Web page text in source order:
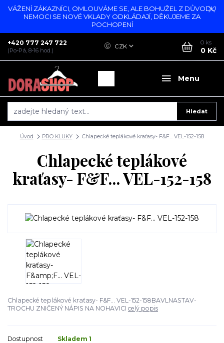
VÁŽENÍ ZÁKAZNÍCI, OMLOUVÁME SE, ALE BOHUŽEL Z DŮVODU
NEMOCI SE NOVÉ VKLADY ODKLÁDAJÍ, DĚKUJEME ZA
POCHOPENÍ
Menu
CZK
Hledat
+420 777 247 722
(Po-Pá, 8-16 hod.)
0 ks
0 Kč
Úvod PRO KLUKY Chlapecké teplákové kraťasy- F&F... VEL-152-158
Chlapecké teplákové
kraťasy- F&F... VEL-152-158
Chlapecké teplákové kraťasy- F&F... VEL-152-158BAVLNASTAV-
TROCHU ZNIČENÝ NÁPIS NA NOHAVICI celý popis
Dostupnost Skladem 1